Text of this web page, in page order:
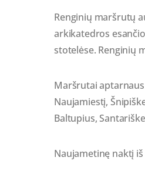
Renginių maršrutų
arkikatedros
stotelėse. Renginių
Maršrutai
Naujamiestį,
Baltupius,
Naujametinę naktį